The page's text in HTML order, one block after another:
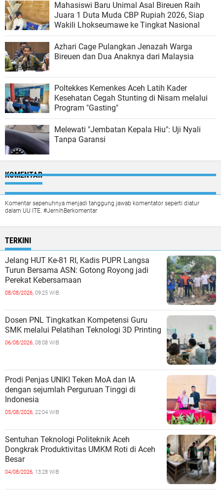
Mahasiswi Baru Unimal Asal Bireuen Raih
Juara 1 Duta Muda CBP Rupiah 2026, Siap
Wakili Lhokseumawe ke Tingkat Nasional
Azhari Cage Pulangkan Jenazah Warga
Bireuen dan Dua Anaknya dari Malaysia
Poltekkes Kemenkes Aceh Latih Kader
Kesehatan Cegah Stunting di Nisam melalui
Program "Gasting"
Melewati "Jembatan Kepala Hiu": Uji Nyali
Tanpa Garansi
KOMENTAR
Komentar sepenuhnya menjadi tanggung jawab komentator seperti diatur
dalam UU ITE. #JernihBerkomentar
TERKINI
Jelang HUT Ke-81 RI, Kadis PUPR Langsa
Turun Bersama ASN: Gotong Royong jadi
Perekat Kebersamaan
08/08/2026, 09:25 WIB
Dosen PNL Tingkatkan Kompetensi Guru
SMK melalui Pelatihan Teknologi 3D Printing
06/08/2026, 08:08 WIB
Prodi Penjas UNIKI Teken MoA dan IA
dengan sejumlah Perguruan Tinggi di
Indonesia
05/08/2026, 22:04 WIB
Sentuhan Teknologi Politeknik Aceh
Dongkrak Produktivitas UMKM Roti di Aceh
Besar
04/08/2026, 13:28 WIB